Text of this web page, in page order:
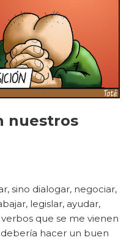
nuestros
sino dialogar, negociar,
legislar, ayudar,
que se me vienen
hacer un buen